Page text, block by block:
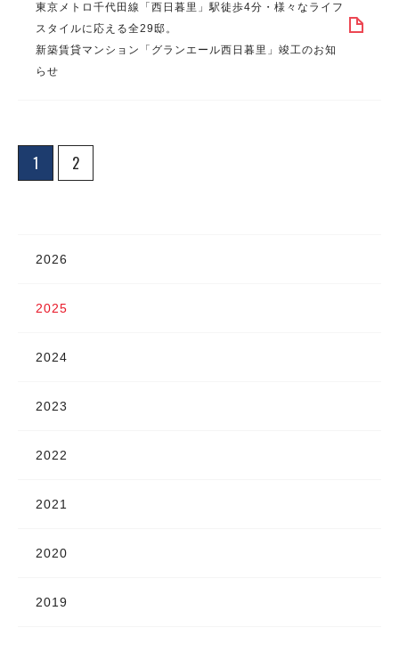
東京メトロ千代田線「西日暮里」駅徒歩4分・様々なライフ
スタイルに応える全29邸。
新築賃貸マンション「グランエール西日暮里」竣工のお知
らせ
1 2
2026
2025
2024
2023
2022
2021
2020
2019